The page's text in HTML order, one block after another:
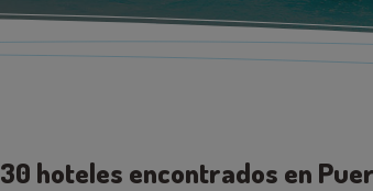
30 hoteles encontrados en